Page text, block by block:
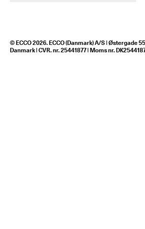
© ECCO 2026. ECCO (Danmark) A/S | Østergade
Danmark | CVR. nr. 25441877 | Moms nr.